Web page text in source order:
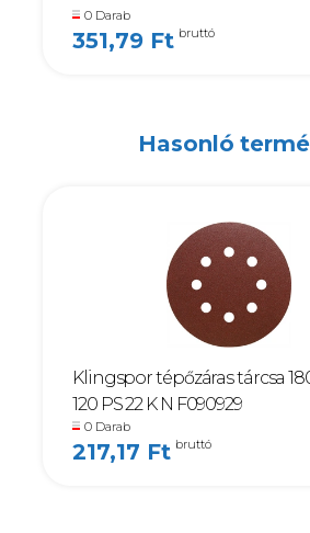
0 Darab
351,79 Ft bruttó
Hasonló
Klingspor tépőzáras tárcsa
120 PS 22 K N F090929
0 Darab
217,17 Ft bruttó